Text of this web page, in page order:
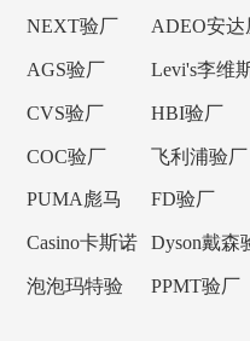
NEXT验厂
ADEO安达
验厂
AGS验厂
Levi's李维
验厂
CVS验厂 HBI验厂
COC验厂 飞利浦验厂
PUMA彪马
验厂
FD验厂
Casino卡斯诺
验厂
Dyson戴森
厂
泡泡玛特验
PPMT验厂